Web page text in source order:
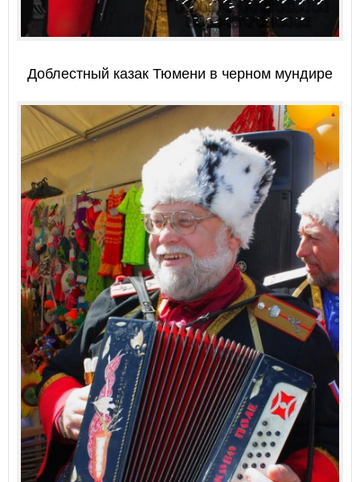
Доблестный казак Тюмени в черном мундире